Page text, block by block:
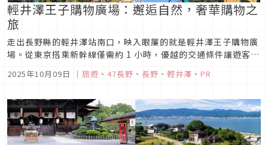
輕井澤王子購物廣場：邂逅自然，奢華購物之
旅
走出長野縣的輕井澤站南口，映入眼簾的就是輕井澤王子購物廣
場。從東京搭乘新幹線僅需約 1 小時，優越的交通條件讓遊客即
使當天往返也能輕鬆抵達。這種便利性不僅吸引了日本國內的旅
客，也使其成為眾多海外遊客喜愛的旅遊地點。
2025年10月09日 ｜ 旅遊 、 47長野 、 長野 、 輕井澤 、 PR